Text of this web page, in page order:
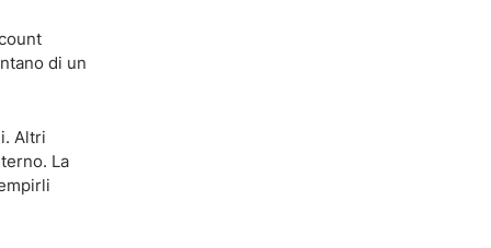
di un
Altri
La